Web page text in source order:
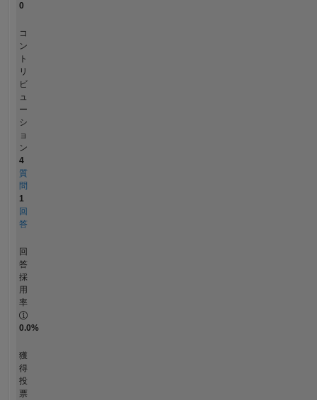
0
コ
ン
ト
リ
ビ
ュ
ー
シ
ョ
ン
4
質
問
1
回
答
回
答
採
用
率
0.0%
獲
得
投
票